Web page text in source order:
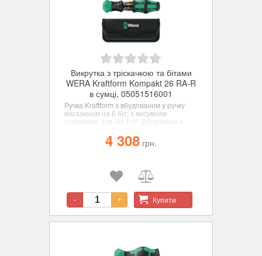
Викрутка з тріскачкою та бітами
WERA Kraftform Kompakt 26 RA-R
в сумці, 05051516001
Ручка Kraftform з вбудованим у ручку
магазином на 6 біт; з висувним
стрижнем; для біт 1/4". Вбудована в
зачеплення, забезпечує швидку роботу.
Перемикання напрямку загвинчування
стрілкою для загвинчування за
годинниковою стрілкою, поверніть його
загвинчування проти годинникової
стрілки. Використовуйте положення 0
для точних маніпуляцій.
4 308 грн.
- + Купити